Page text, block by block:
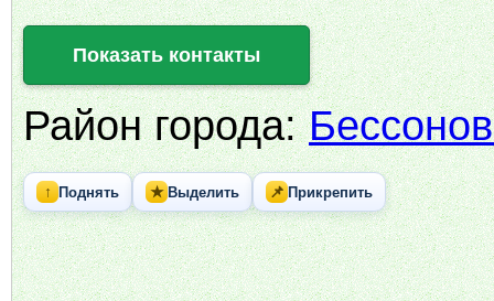
Показать контакты
Район города:
↑ Поднять ★ Выделить 📌 Прикрепить